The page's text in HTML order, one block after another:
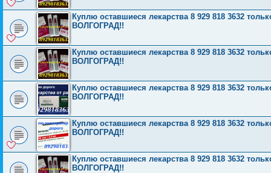
Куплю оставшиеся лекарства 8 929 818 3632
ВОЛГОГРАД!!
Куплю оставшиеся лекарства 8 929 818 3632
ВОЛГОГРАД!!
Куплю оставшиеся лекарства 8 929 818 3632
ВОЛГОГРАД!!
Куплю оставшиеся лекарства 8 929 818 3632
ВОЛГОГРАД!!
Куплю оставшиеся лекарства 8 929 818 3632
ВОЛГОГРАД!!